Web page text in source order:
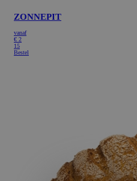
ZONNEPIT
vanaf
€ 2
15
Bestel